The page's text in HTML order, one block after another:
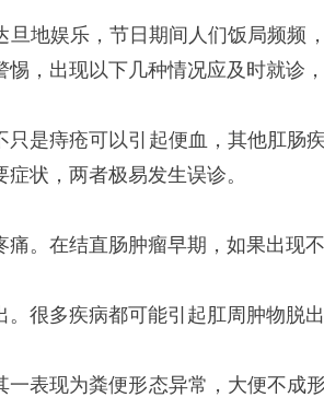
旦地娱乐，节日期间人们饭局频频
，出现以下几种情况应及时就诊，
只是痔疮可以引起便血，其他肛肠
状，两者极易发生误诊。
痛。在结直肠肿瘤早期，如果出现
。很多疾病都可能引起肛周肿物脱
一表现为粪便形态异常，大便不成